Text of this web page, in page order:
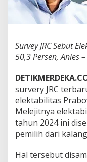
Survey JRC Sebut
50,3 Persen, Anies
survery JRC
elektabilitas
Melejitnya
tahun 2024 ini
pemilih dari
Hal tersebut